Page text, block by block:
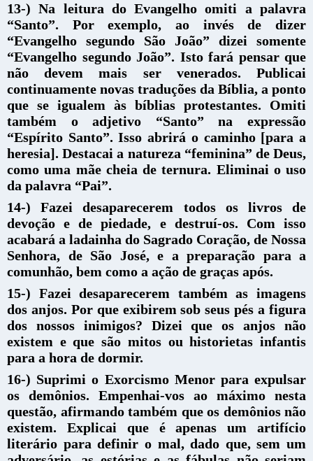
13-) Na leitura do Evangelho omiti a palavra
“Santo”. Por exemplo, ao invés de dizer
“Evangelho segundo São João” dizei somente
“Evangelho segundo João”. Isto fará pensar que
não devem mais ser venerados. Publicai
continuamente novas traduções da Bíblia, a ponto
que se igualem às bíblias protestantes. Omiti
também o adjetivo “Santo” na expressão
“Espírito Santo”. Isso abrirá o caminho [para a
heresia]. Destacai a natureza “feminina” de Deus,
como uma mãe cheia de ternura. Eliminai o uso
da palavra “Pai”.
14-) Fazei desaparecerem todos os livros de
devoção e de piedade, e destruí-os. Com isso
acabará a ladainha do Sagrado Coração, de Nossa
Senhora, de São José, e a preparação para a
comunhão, bem como a ação de graças após.
15-) Fazei desaparecerem também as imagens
dos anjos. Por que exibirem sob seus pés a figura
dos nossos inimigos? Dizei que os anjos não
existem e que são mitos ou historietas infantis
para a hora de dormir.
16-) Suprimi o Exorcismo Menor para expulsar
os demônios. Empenhai-vos ao máximo nesta
questão, afirmando também que os demônios não
existem. Explicai que é apenas um artifício
literário para definir o mal, dado que, sem um